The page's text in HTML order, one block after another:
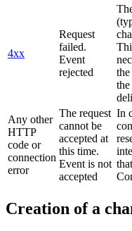
4xx
Request
failed.
Event
rejected
Any other
HTTP
code or
connection
error
The request
cannot be
accepted at
this time.
Event is not
accepted
In
Creation of a